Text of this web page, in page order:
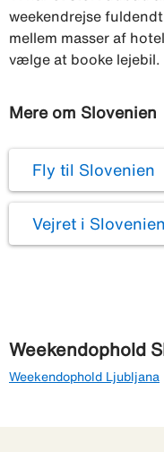
weekendrejse
mellem masser af
vælge at booke lejebil.
Mere om Slovenien
Fly til Slovenien
Vejret i Slovenien
Weekendophold
Weekendophold Ljubljana